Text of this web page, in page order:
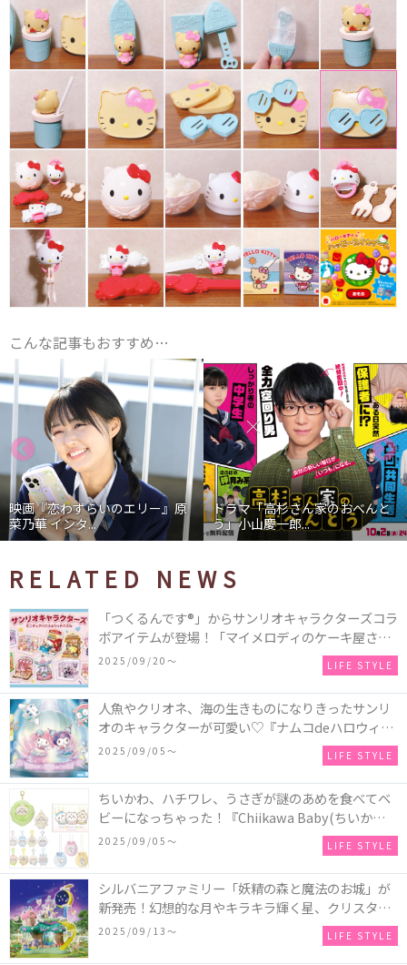
こんな記事もおすすめ…
ドラマ「高杉さん家のおべんと
う」小山慶一郎...
映画『わたしの幸せな結婚』
石あかり インタ...
RELATED NEWS
「つくるんです®」からサンリオキャラクターズコラ
ボアイテムが登場！「マイメロディのケーキ屋さ
ん」などミニチュアハウス8種類と、「シナモロール
のメリーゴーランド」などオルゴールで動く仕掛け
付きのウッドパズル2種類♪
2025/09/20〜 LIFE STYLE
人魚やクリオネ、海の生きものになりきったサンリ
オのキャラクターが可愛い♡『ナムコdeハロウィン
2025～マーメイドファンタジー～』全国のアミュー
ズメント施設「ナムコ」「ナムコオンラインクレー
ン」で開催！
2025/09/05〜 LIFE STYLE
ちいかわ、ハチワレ、うさぎが謎のあめを食べてベ
ビーになっちゃった！『Chiikawa Baby(ちいかわベ
ビー)』の催事を全国14か所で開催！
2025/09/05〜 LIFE STYLE
シルバニアファミリー「妖精の森と魔法のお城」が
新発売！幻想的な月やキラキラ輝く星、クリスタル
などの装飾がお城を彩る♡
2025/09/13〜 LIFE STYLE